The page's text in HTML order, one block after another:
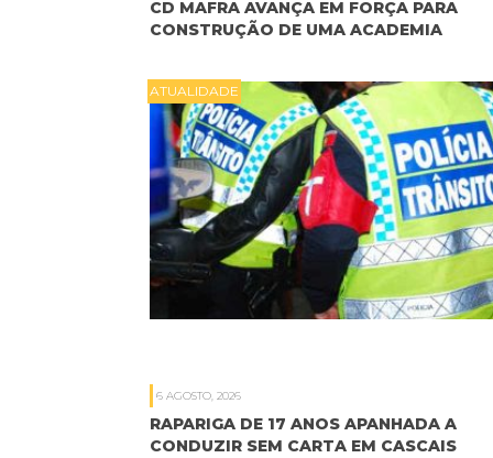
CD MAFRA AVANÇA EM FORÇA PARA
CONSTRUÇÃO DE UMA ACADEMIA
ATUALIDADE
6 AGOSTO, 2026
RAPARIGA DE 17 ANOS APANHADA A
CONDUZIR SEM CARTA EM CASCAIS